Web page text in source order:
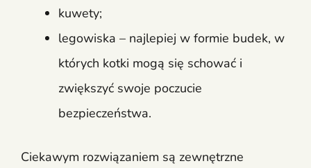
kuwety;
legowiska – najlepiej w formie budek, w
których kotki mogą się schować i
zwiększyć swoje poczucie
bezpieczeństwa.
Ciekawym rozwiązaniem są zewnętrzne